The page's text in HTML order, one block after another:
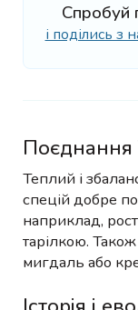
Спробуй
і поділись
Поєднання
Теплий і
спецій добре
наприклад,
тарілкою.
мигдаль або